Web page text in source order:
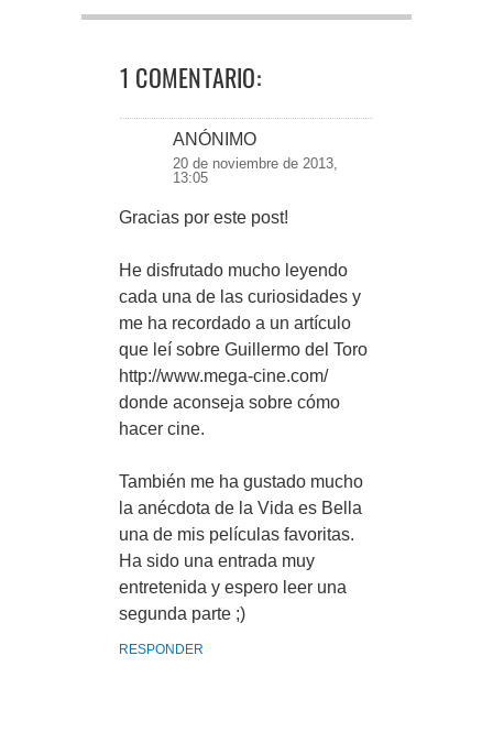
1 COMENTARIO:
ANÓNIMO
20 de noviembre de 2013,
13:05
Gracias por este post!
He disfrutado mucho leyendo
cada una de las curiosidades y
me ha recordado a un artículo
que leí sobre Guillermo del Toro
http://www.mega-cine.com/
donde aconseja sobre cómo
hacer cine.
También me ha gustado mucho
la anécdota de la Vida es Bella
una de mis películas favoritas.
Ha sido una entrada muy
entretenida y espero leer una
segunda parte ;)
RESPONDER